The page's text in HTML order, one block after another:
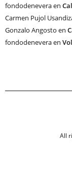
fondodeneveraen
Carmen Pujol
Gonzalo Angosto en
fondodeneveraen
All